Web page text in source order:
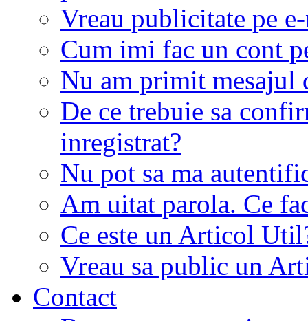
Vreau publicitate pe
Cum imi fac un cont
Nu am primit mesajul
De ce trebuie sa
inregistrat?
Nu pot sa ma
Am uitat parola. Ce
Ce este un Articol
Vreau sa public un
Contact